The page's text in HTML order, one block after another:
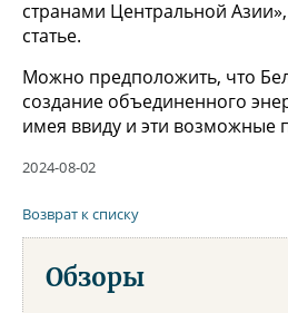
странами Центральной
статье.
Можно предположить, что
создание объединенного
имея ввиду и эти возможные
2024-08-02
Возврат к списку
Обзоры